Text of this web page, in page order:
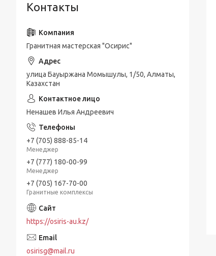
Контакты
Гранитная мастерская "Осирис"
улица Бауыржана Момышулы, 1/50, Алматы,
Казахстан
Ненашев Илья Андреевич
+7 (705) 888-85-14
Менеджер
+7 (777) 180-00-99
Менеджер
+7 (705) 167-70-00
Гранитные комплексы
https://osiris-au.kz/
osirisg@mail.ru